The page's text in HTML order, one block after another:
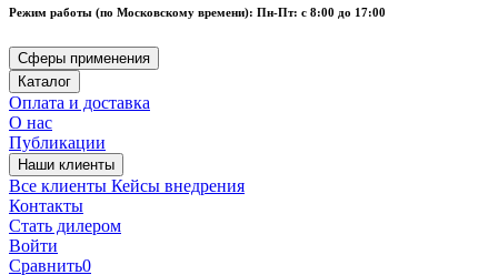
Режим работы (по Московскому времени): Пн-Пт: с 8:00 до 17:00
Сферы применения
Каталог
Оплата и доставка
О нас
Публикации
Наши клиенты
Все клиенты Кейсы внедрения
Контакты
Стать дилером
Войти
Сравнить0